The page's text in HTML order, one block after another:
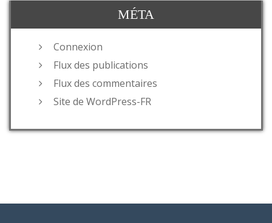
MÉTA
Connexion
Flux des publications
Flux des commentaires
Site de WordPress-FR